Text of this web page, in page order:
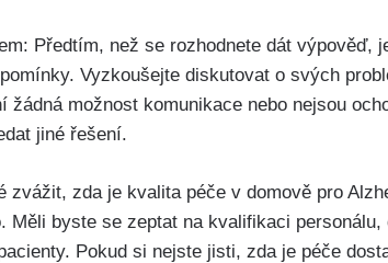
Předtím, než se rozhodnete dát výpověď,
Vyzkoušejte diskutovat o svých
žádná možnost komunikace nebo nejsou
jiné řešení.
zvážit, zda je kvalita péče v domově pro
Měli byste se zeptat na kvalifikaci
Pokud si nejste jisti, zda je péče